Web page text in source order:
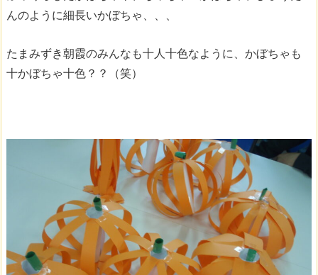
んのように細長いかぼちゃ、、、
たまみずき朝霞のみんなも十人十色なように、かぼちゃも
十かぼちゃ十色？？（笑）